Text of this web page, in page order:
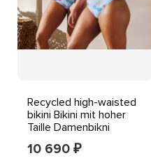
Recycled high-waisted
bikini Bikini mit hoher
Taille Damenbikni
Beachwear
10 690 ₽